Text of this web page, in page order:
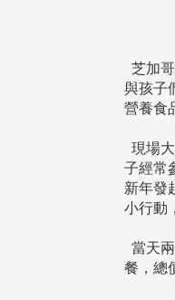
芝加
與孩子
營養食
現場
子經常
新年發
小行動
當天
餐，總
大學主任秘書曾守正